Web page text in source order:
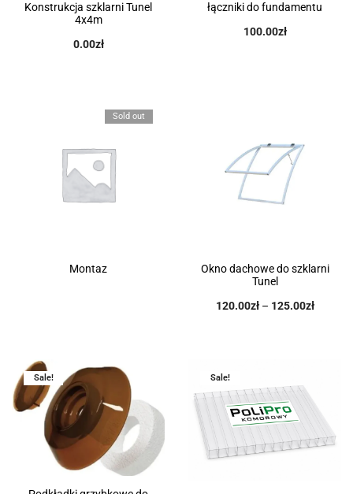
Konstrukcja szklarni Tunel
4x4m
0.00zł
łączniki do fundamentu
100.00zł
Sold out
Montaz
Okno dachowe do szklarni
Tunel
120.00zł – 125.00zł
Sale! Sale!